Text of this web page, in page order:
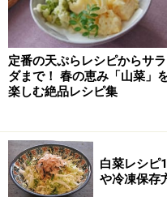
■調味料
味噌
酒
醤油
定番の天ぷらレシピからサラ
ダまで！ 春の恵み「山菜」
楽しむ絶品レシピ集
白菜レシピ
や冷凍保存